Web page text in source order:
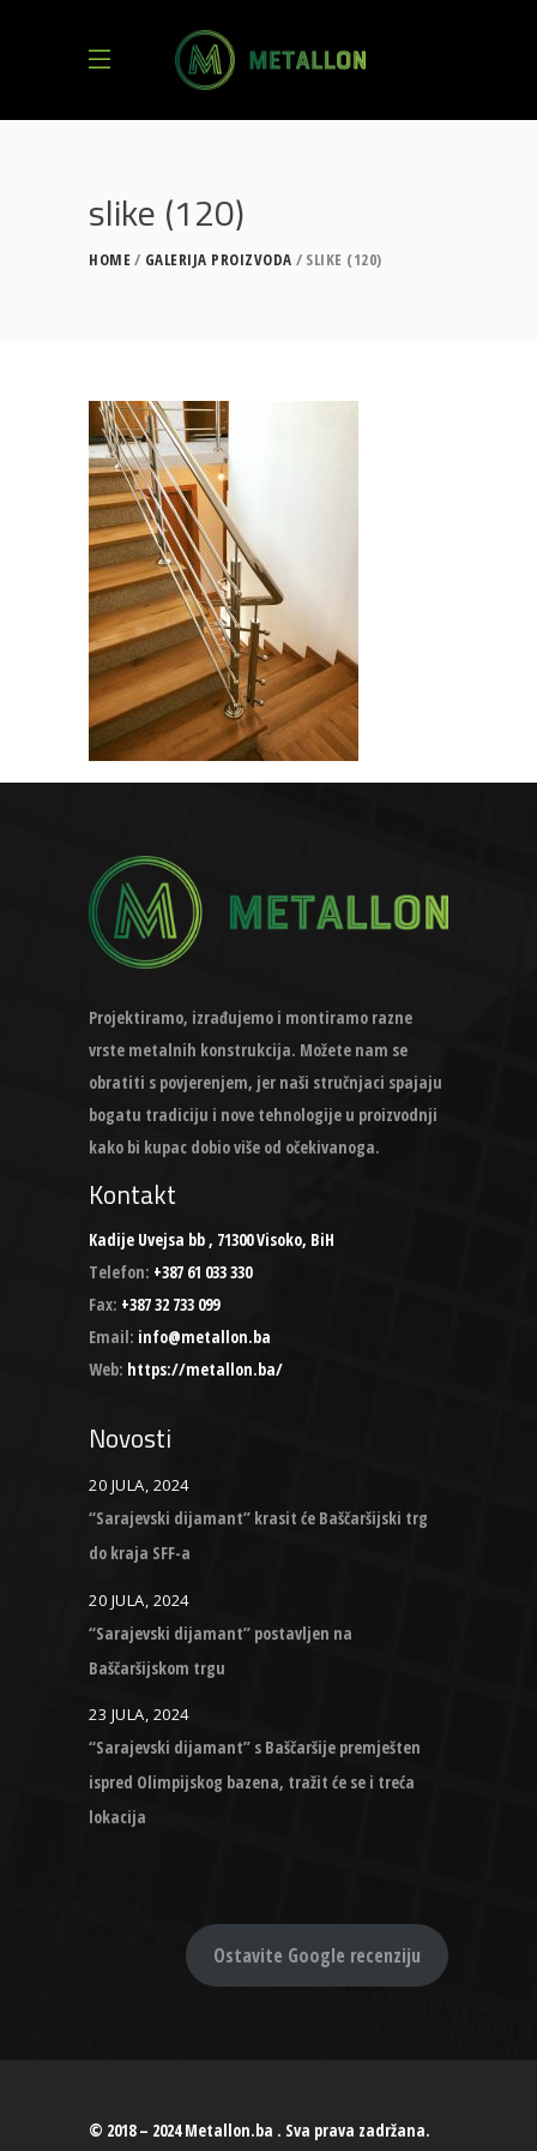
slike (120)
HOME GALERIJA PROIZVODA SLIKE (120)
Projektiramo, izrađujemo i montiramo razne
vrste metalnih konstrukcija. Možete nam se
obratiti s povjerenjem, jer naši stručnjaci spajaju
bogatu tradiciju i nove tehnologije u proizvodnji
kako bi kupac dobio više od očekivanoga.
Kontakt
Kadije Uvejsa bb , 71300 Visoko, BiH
Telefon: +387 61 033 330
Fax: +387 32 733 099
Email: info@metallon.ba
Web: https://metallon.ba/
Novosti
20 JULA, 2024
“Sarajevski dijamant” krasit će Baščaršijski trg
do kraja SFF-a
20 JULA, 2024
“Sarajevski dijamant” postavljen na
Baščaršijskom trgu
23 JULA, 2024
“Sarajevski dijamant” s Baščaršije premješten
ispred Olimpijskog bazena, tražit će se i treća
lokacija
Ostavite Google recenziju
© 2018 – 2024 Metallon.ba . Sva prava zadržana.